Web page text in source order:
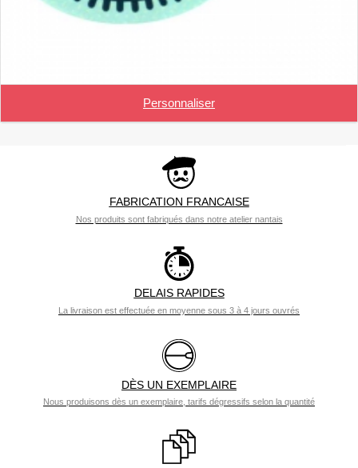
Personnaliser
FABRICATION FRANCAISE
Nos produits sont fabriqués dans notre atelier nantais
DELAIS RAPIDES
La livraison est effectuée en moyenne sous 3 à 4 jours ouvrés
DÈS UN EXEMPLAIRE
Nous produisons dès un exemplaire, tarifs dégressifs selon la quantité